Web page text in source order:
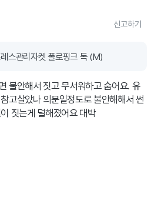
신고하기
스관리자켓 폴로핑크 독 (M)
불안해서 짓고 무서워하고 숨어요. 유
고살았나 의문일정도로 불안해해서 썬
짓는게 덜해졌어요 대박